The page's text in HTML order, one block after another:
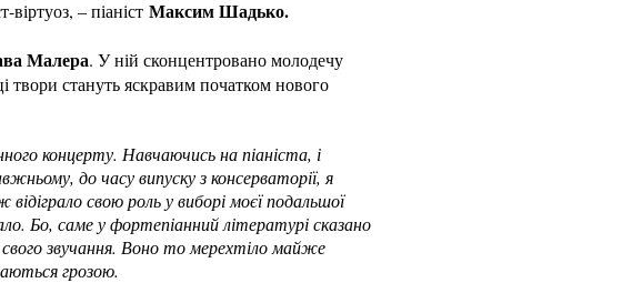
віртуоз, – піаніст Максим Шадько.
Малера. У ній сконцентровано молодечу
твори стануть яскравим початком нового
концерту. Навчаючись на піаніста, і
до часу випуску з консерваторії, я
свою роль у виборі моєї подальшої
Бо, саме у фортепіанний літературі сказано
звучання. Воно то мерехтіло майже
грозою.